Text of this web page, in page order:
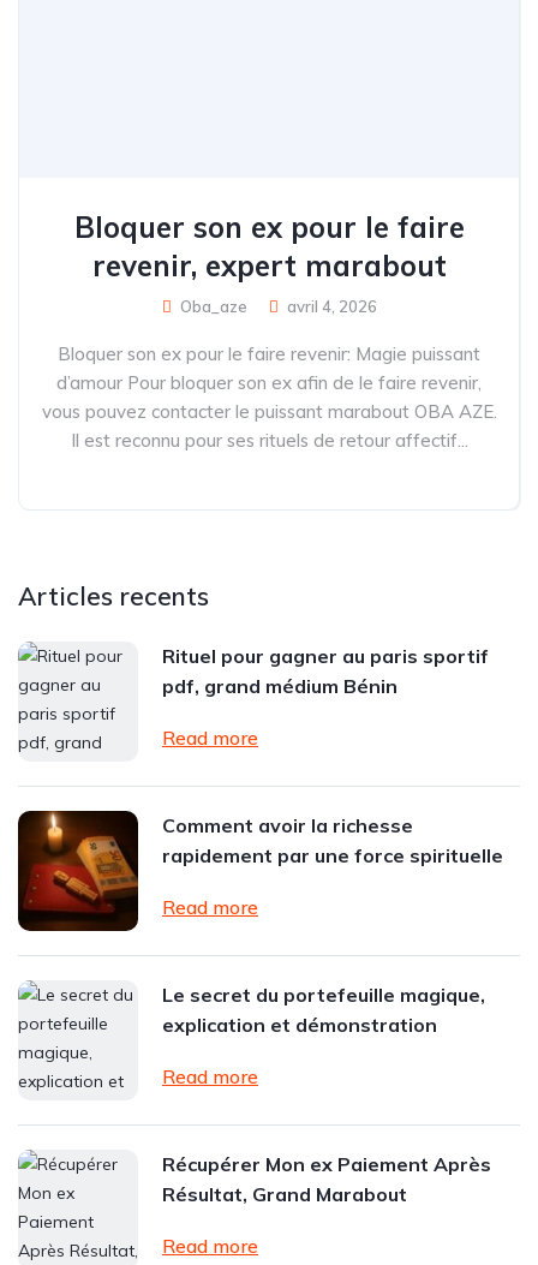
Bloquer son ex pour le faire
revenir, expert marabout
Oba_aze avril 4, 2026
Bloquer son ex pour le faire revenir: Magie puissant
d’amour Pour bloquer son ex afin de le faire revenir,
vous pouvez contacter le puissant marabout OBA AZE.
Il est reconnu pour ses rituels de retour affectif...
Articles recents
Rituel pour gagner au paris sportif
pdf, grand médium Bénin
Read more
Comment avoir la richesse
rapidement par une force spirituelle
Read more
Le secret du portefeuille magique,
explication et démonstration
Read more
Récupérer Mon ex Paiement Après
Résultat, Grand Marabout
Read more